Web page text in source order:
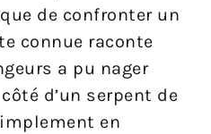
de confronter un
connue raconte
a pu nager
d’un serpent de
en